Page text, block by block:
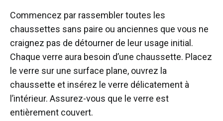
Commencez par rassembler toutes les
chaussettes sans paire ou anciennes que vous ne
craignez pas de détourner de leur usage initial.
Chaque verre aura besoin d’une chaussette. Placez
le verre sur une surface plane, ouvrez la
chaussette et insérez le verre délicatement à
l’intérieur. Assurez-vous que le verre est
entièrement couvert.